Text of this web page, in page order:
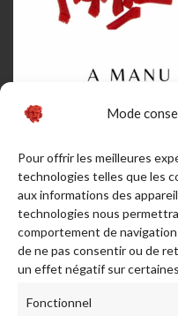
Mode
Pour offrir les meilleures
technologies telles que les
aux informations des
technologies nous
comportement de
de ne pas consentir ou de
un effet négatif sur
Fonctionnel
Afficher plus...